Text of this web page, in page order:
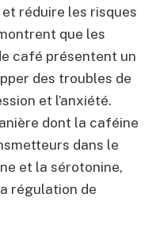
réduire les risques
que les
café présentent un
des troubles de
et l’anxiété.
dont la caféine
dans le
et la sérotonine,
régulation de